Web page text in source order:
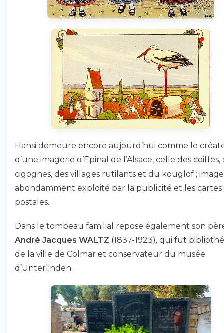
Hansi demeure encore aujourd’hui comme le
d’une imagerie d’Epinal de l’Alsace, celle des coiffes,
cigognes, des villages rutilants et du kouglof ;
abondamment exploité par la publicité et les cartes
postales.
Dans le tombeau familial repose également son
André Jacques WALTZ (1837-1923), qui fut
de la ville de Colmar et conservateur du musée
d’Unterlinden.